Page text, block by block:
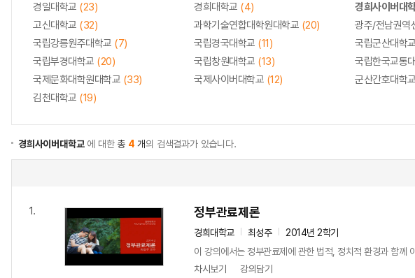
경일대학교 (23) 경희대학교 (4) 경희사이버대
고신대학교 (32) 과학기술연합대학원대학교 (20) 광주/전남권역
국립강릉원주대학교 (7) 국립경국대학교 (11) 국립군산대학교
국립부경대학교 (20) 국립창원대학교 (13) 국립한국교통
국제문화대학원대학교 (33) 국제사이버대학교 (12) 군산간호대학교
김천대학교 (19)
경희사이버대학교에 대한총 4 개의 검색결과가 있습니다.
1. 정부관료제론
경희대학교 최성주
2014년 2학기
이 강의에서는 정부관료제에 관한 법적, 정치적 환경과 함께
차시보기
강의담기